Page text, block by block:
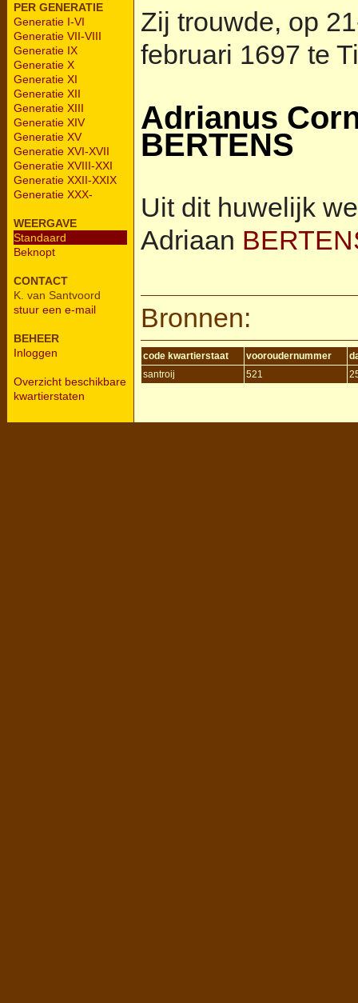
PER GENERATIE
Generatie I-VI
Generatie VII-VIII
Generatie IX
Generatie X
Generatie XI
Generatie XII
Generatie XIII
Generatie XIV
Generatie XV
Generatie XVI-XVII
Generatie XVIII-XXI
Generatie XXII-XXIX
Generatie XXX-
WEERGAVE
Standaard
Beknopt
CONTACT
K. van Santvoord
stuur een e-mail
BEHEER
Inloggen
Overzicht beschikbare
kwartierstaten
Zij trouwde, op
februari 1697 te
Adrianus
BERTENS
Uit dit huwelijk
Adriaan
Bronnen:
code kwartierstaat vooroudernummer
santroij
521